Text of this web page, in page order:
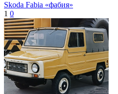
Skoda Fabia «фабия»
1 0